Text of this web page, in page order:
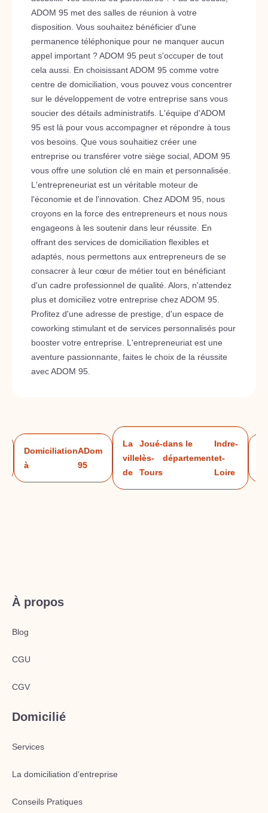
ADOM 95 met des salles de réunion à votre
disposition. Vous souhaitez bénéficier d'une
permanence téléphonique pour ne manquer aucun
appel important ? ADOM 95 peut s'occuper de tout
cela aussi. En choisissant ADOM 95 comme votre
centre de domiciliation, vous pouvez vous concentrer
sur le développement de votre entreprise sans vous
soucier des détails administratifs. L'équipe d'ADOM
95 est là pour vous accompagner et répondre à tous
vos besoins. Que vous souhaitiez créer une
entreprise ou transférer votre siège social, ADOM 95
vous offre une solution clé en main et personnalisée.
L'entrepreneuriat est un véritable moteur de
l'économie et de l'innovation. Chez ADOM 95, nous
croyons en la force des entrepreneurs et nous nous
engageons à les soutenir dans leur réussite. En
offrant des services de domiciliation flexibles et
adaptés, nous permettons aux entrepreneurs de se
consacrer à leur cœur de métier tout en bénéficiant
d'un cadre professionnel de qualité. Alors, n'attendez
plus et domiciliez votre entreprise chez ADOM 95.
Profitez d'une adresse de prestige, d'un espace de
coworking stimulant et de services personnalisés pour
booster votre entreprise. L'entrepreneuriat est une
aventure passionnante, faites le choix de la réussite
avec ADOM 95.
Domiciliation
à
ADom
95
La
ville
de
Joué-
lès-
Tours
dans le
département
Indre-
et-
Loire
À propos
Blog
CGU
CGV
Domicilié
Services
La domiciliation d’entreprise
Conseils Pratiques